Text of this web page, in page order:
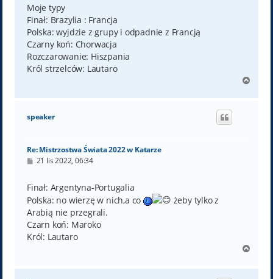
t
Moje typy
Finał: Brazylia : Francja
Polska: wyjdzie z grupy i odpadnie z Francją
Czarny koń: Chorwacja
Rozczarowanie: Hiszpania
Król strzelców: Lautaro
g
speaker
Re: Mistrzostwa Świata 2022 w Katarze
P
t
21 lis 2022, 06:34
Finał: Argentyna-Portugalia
Polska: no wierzę w nich,a co
żeby tylko z
Arabią nie przegrali.
Czarn koń: Maroko
Król: Lautaro
g